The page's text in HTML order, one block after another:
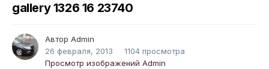
gallery 1326 16 23740
Автор Admin
26 февраля, 2013
1104 просмотра
Просмотр изображений Admin